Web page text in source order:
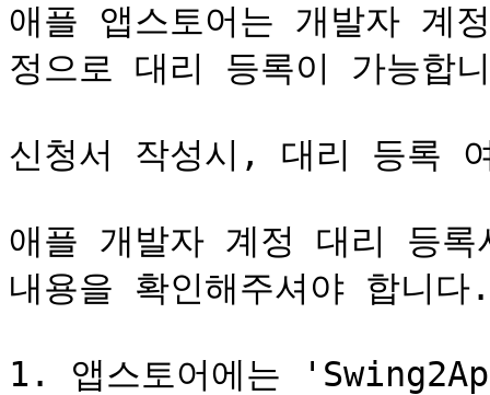
애플 앱스토어는 개발자 계
정으로 대리 등록이 가능합
신청서 작성시, 대리 등록
애플 개발자 계정 대리 등
내용을 확인해주셔야 합니다.
1. 앱스토어에는